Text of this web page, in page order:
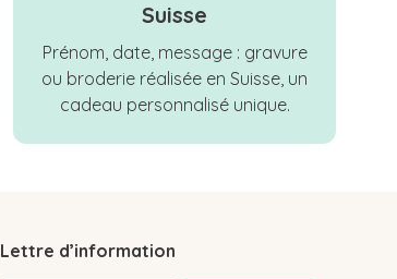
Suisse
Prénom, date, message : gravure
ou broderie réalisée en Suisse, un
cadeau personnalisé unique.
Lettre d’information